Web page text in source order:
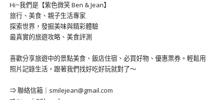
Hi~我們是【紫色微笑 Ben & Jean】
旅行、美食、親子生活專家
探索世界，發掘美味與精彩體驗
最真實的旅遊攻略、美食評測
喜歡分享旅遊中的景點美食、飯店住宿、必買好物、優惠票券。輕鬆用
照片記錄生活，跟著我們找好吃好玩就對了～
⇒ 聯絡信箱｜ smilejean@gmail.com